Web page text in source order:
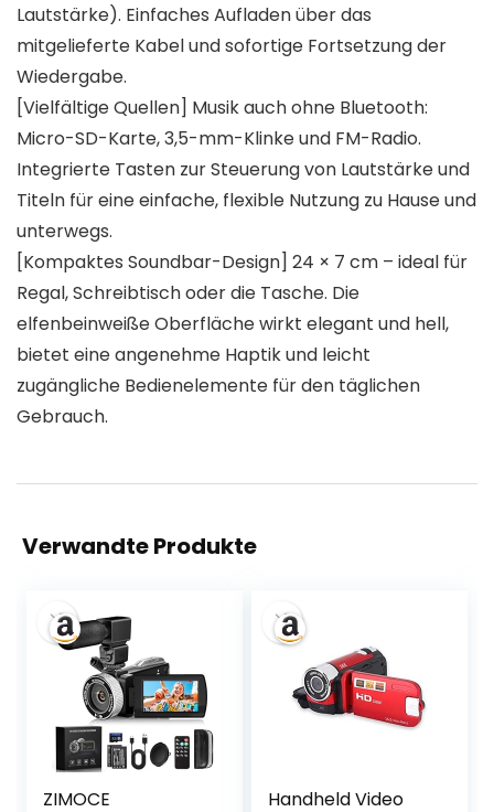
Lautstärke). Einfaches Aufladen über das
mitgelieferte Kabel und sofortige Fortsetzung der
Wiedergabe.
[Vielfältige Quellen] Musik auch ohne Bluetooth:
Micro-SD-Karte, 3,5-mm-Klinke und FM-Radio.
Integrierte Tasten zur Steuerung von Lautstärke und
Titeln für eine einfache, flexible Nutzung zu Hause und
unterwegs.
[Kompaktes Soundbar-Design] 24 × 7 cm – ideal für
Regal, Schreibtisch oder die Tasche. Die
elfenbeinweiße Oberfläche wirkt elegant und hell,
bietet eine angenehme Haptik und leicht
zugängliche Bedienelemente für den täglichen
Gebrauch.
Verwandte Produkte
ZIMOCE
Handheld Video